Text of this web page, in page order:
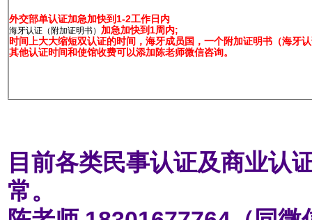
外交部单认证加急加快到1-2工作日内
海牙认证（附加证明书） 加急加快到1周内;
时间上大大缩短双认证的时间，海牙成员国，一个附加证明书（海牙
其他认证时间和使馆收费可以添加陈老师微信咨询。
目前各类民事认证及商业认
常。